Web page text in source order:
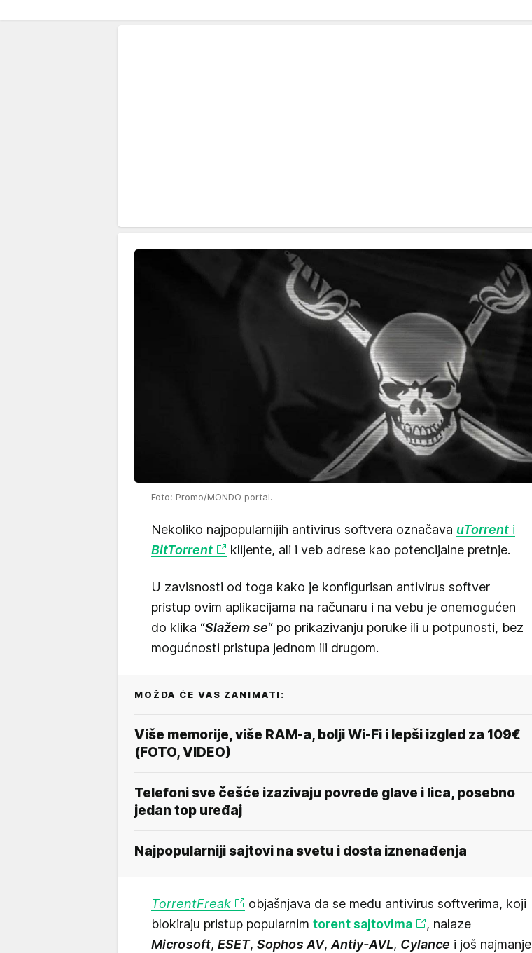
Foto: Promo/MONDO portal.
Nekoliko najpopularnijih antivirus softvera označava uTorrent i
BitTorrent
klijente, ali i veb adrese kao potencijalne pretnje.
U zavisnosti od toga kako je konfigurisan antivirus softver
pristup ovim aplikacijama na računaru i na vebu je onemogućen
do klika “Slažem se“ po prikazivanju poruke ili u potpunosti, bez
mogućnosti pristupa jednom ili drugom.
MOŽDA ĆE VAS ZANIMATI:
Više memorije, više RAM-a, bolji Wi-Fi i lepši izgled za 109€
(FOTO, VIDEO)
Telefoni sve češće izazivaju povrede glave i lica, posebno
jedan top uređaj
Najpopularniji sajtovi na svetu i dosta iznenađenja
TorrentFreak
objašnjava da se među antivirus softverima, koji
blokiraju pristup popularnim torent sajtovima
, nalaze
Microsoft, ESET, Sophos AV, Antiy-AVL, Cylance i još najmanje